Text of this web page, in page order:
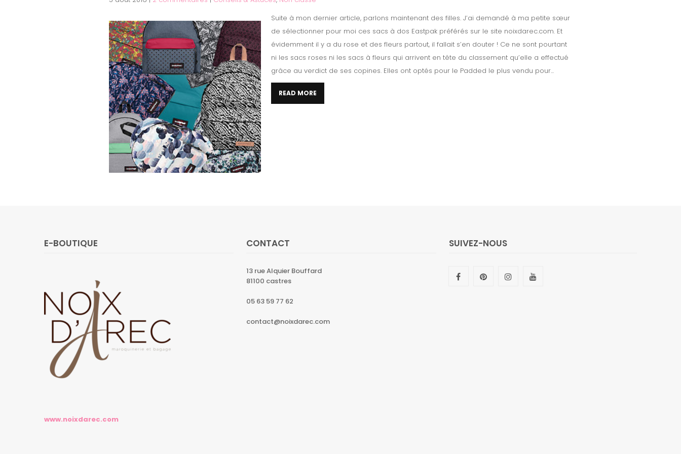
Suite à mon dernier article, parlons maintenant des filles. J’ai demandé à ma petite sœur
de sélectionner pour moi ces sacs à dos Eastpak préférés sur le site noixdarec.com. Et
évidemment il y a du rose et des fleurs partout, il fallait s’en douter ! Ce ne sont pourtant
ni les sacs roses ni les sacs à fleurs qui arrivent en tête du classement qu’elle a effectué
grâce au verdict de ses copines. Elles ont optés pour le Padded le plus vendu pour...
READ MORE
E-BOUTIQUE
www.noixdarec.com
CONTACT
13 rue Alquier Bouffard
81100 castres
05 63 59 77 62
contact@noixdarec.com
SUIVEZ-NOUS